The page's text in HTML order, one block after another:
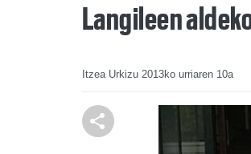
Langileen
Itzea Urkizu 2013ko urriaren 10a